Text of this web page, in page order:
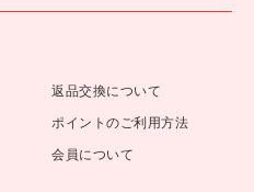
返品交換について
ポイントのご利用方法
会員について